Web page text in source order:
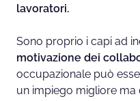
lavoratori.
Sono proprio i capi ad
motivazione dei
occupazionale può
un impiego migliore ma